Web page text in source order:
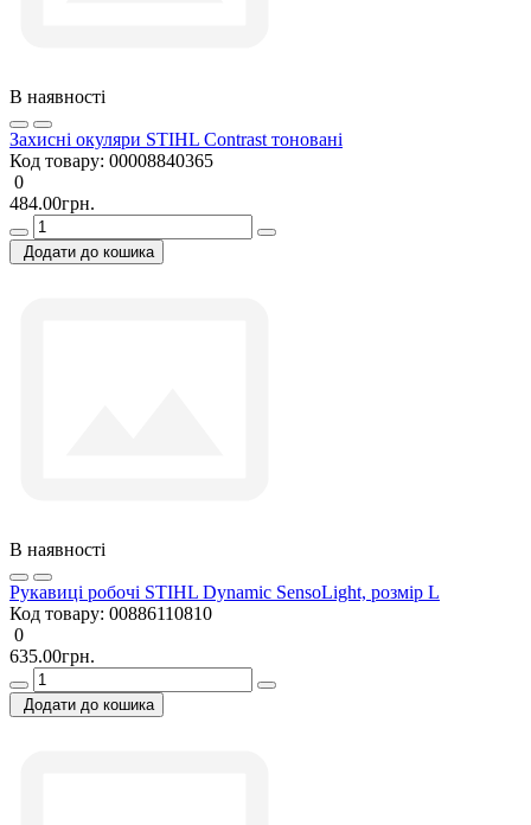
В наявності
Захисні окуляри STIHL Contrast тоновані
Код товару: 00008840365
0
484.00грн.
Додати до кошика
В наявності
Рукавиці робочі STIHL Dynamic SensoLight, розмір L
Код товару: 00886110810
0
635.00грн.
Додати до кошика